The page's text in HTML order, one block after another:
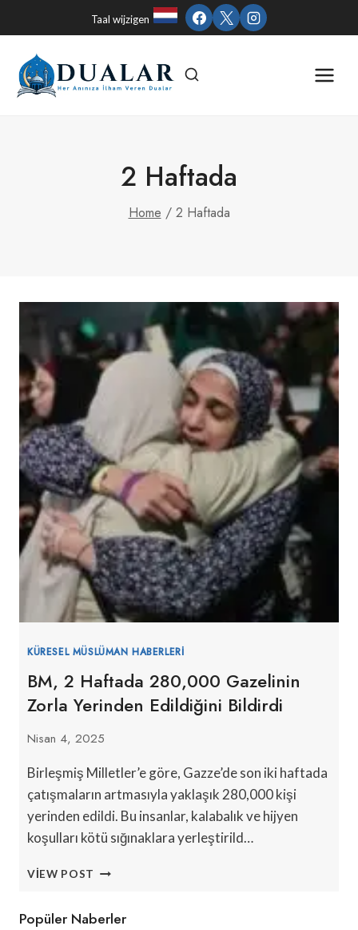
to
content
Taal wijzigen
2 Haftada
Home / 2 Haftada
KÜRESEL MÜSLÜMAN HABERLERI
BM, 2 Haftada 280,000 Gazelinin
Zorla Yerinden Edildiğini Bildirdi
Nisan 4, 2025
Birleşmiş Milletler’e göre, Gazze’de son iki haftada
çatışmaların artmasıyla yaklaşık 280,000 kişi
yerinden edildi. Bu insanlar, kalabalık ve hijyen
koşulları kötü sığınaklara yerleştirild…
VIEW POST BM,
280,000
Popüler Naberler